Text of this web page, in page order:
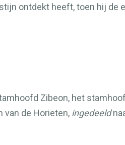
ontdekt heeft, toen hij de
Zibeon, het
van de Horieten, ingedeeld